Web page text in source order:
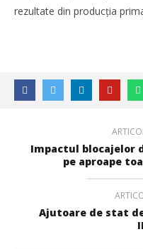
rezultate din producția
Impactul blocajelor
pe aproape
Ajutoare de stat